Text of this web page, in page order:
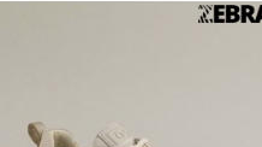
сникърси с връзки на
Още цветове: